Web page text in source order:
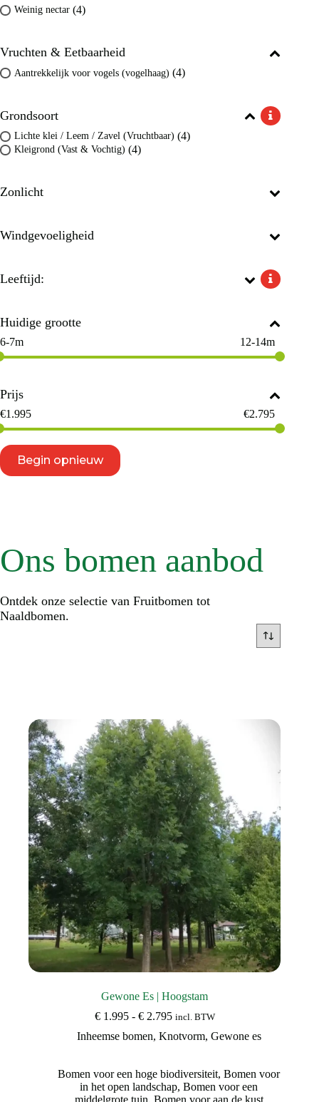
Ons bomen aanbod
Ontdek onze selectie van Fruitbomen tot
Naaldbomen.
Gewone Es | Hoogstam
€1.995 - €2.795Prijsklasse:
tot
incl. BTW
Inheemse bomen, Knotvorm, Gewone es
Bomen voor een hoge biodiversiteit,Bomen voor
in het open landschap,Bomen voor een
middelgrote tuin, Bomen voor aan de kust
Weinig nectar (4)
Vruchten & Eetbaarheid
Aantrekkelijk voor vogels (vogelhaag) (4)
Grondsoort
Lichte klei / Leem / Zavel (Vruchtbaar) (4)
Kleigrond (Vast & Vochtig) (4)
Zonlicht
Windgevoeligheid
Leeftijd:
Huidige grootte
6-7m 12-14m
Prijs
€1.995 €2.795
Begin opnieuw